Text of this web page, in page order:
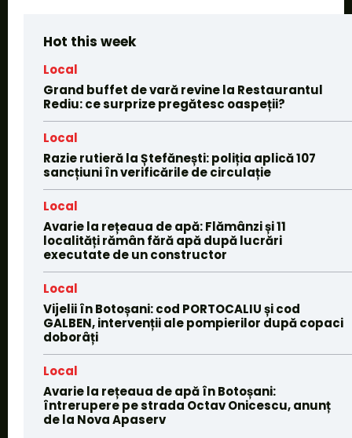
Hot this week
Local
Grand buffet de vară revine la Restaurantul
Rediu: ce surprize pregătesc oaspeții?
Local
Razie rutieră la Ștefănești: poliția aplică 107
sancțiuni în verificările de circulație
Local
Avarie la rețeaua de apă: Flămânzi și 11
localități rămân fără apă după lucrări
executate de un constructor
Local
Vijelii în Botoșani: cod PORTOCALIU și cod
GALBEN, intervenții ale pompierilor după copaci
doborâți
Local
Avarie la rețeaua de apă în Botoșani:
întrerupere pe strada Octav Onicescu, anunț
de la Nova Apaserv